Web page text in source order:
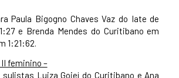
Paula Bigogno Chaves Vaz do Iate de
e Brenda Mendes do Curitibano em
1:21:62.
feminino –
Luiza Goiej do Curitibano e Ana